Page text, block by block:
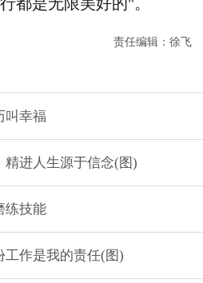
都是无限美好的"。
责任编辑：徐飞
叫幸福
进人生源于信念(图)
练技能
工作是我的责任(图)